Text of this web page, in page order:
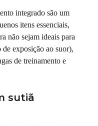
integrado são um
itens essenciais,
não sejam ideais para
exposição ao suor),
de treinamento e
sutiã